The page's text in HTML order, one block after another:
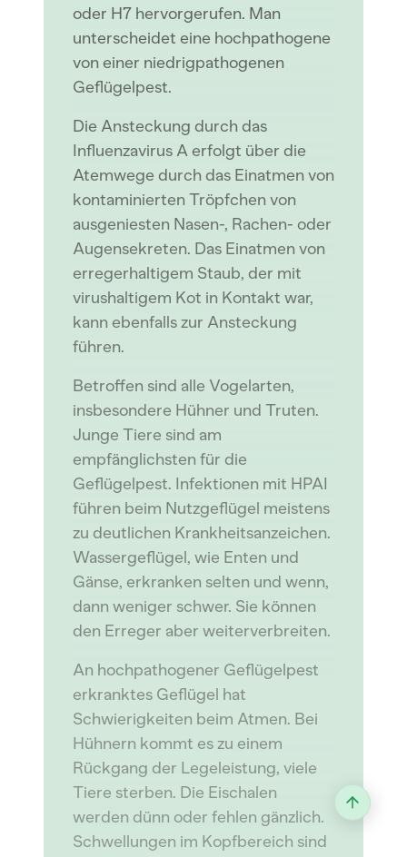
oder H7 hervorgerufen. Man
unterscheidet eine hochpathogene
von einer niedrigpathogenen
Geflügelpest.
Die Ansteckung durch das
Influenzavirus A erfolgt über die
Atemwege durch das Einatmen von
kontaminierten Tröpfchen von
ausgeniesten Nasen-, Rachen- oder
Augensekreten. Das Einatmen von
erregerhaltigem Staub, der mit
virushaltigem Kot in Kontakt war,
kann ebenfalls zur Ansteckung
führen.
Betroffen sind alle Vogelarten,
insbesondere Hühner und Truten.
Junge Tiere sind am
empfänglichsten für die
Geflügelpest. Infektionen mit HPAI
führen beim Nutzgeflügel meistens
zu deutlichen Krankheitsanzeichen.
Wassergeflügel, wie Enten und
Gänse, erkranken selten und wenn,
dann weniger schwer. Sie können
den Erreger aber weiterverbreiten.
An hochpathogener Geflügelpest
erkranktes Geflügel hat
Schwierigkeiten beim Atmen. Bei
Hühnern kommt es zu einem
Rückgang der Legeleistung, viele
Tiere sterben. Die Eischalen
werden dünn oder fehlen gänzlich.
Schwellungen im Kopfbereich sind